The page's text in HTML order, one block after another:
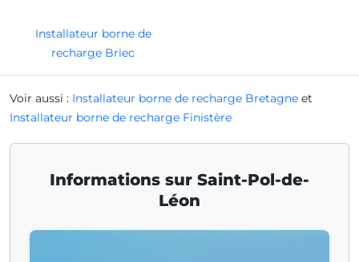
Installateur borne de
recharge Briec
Voir aussi : Installateur borne de recharge Bretagne et
Installateur borne de recharge Finistère
Informations sur Saint-Pol-de-
Léon